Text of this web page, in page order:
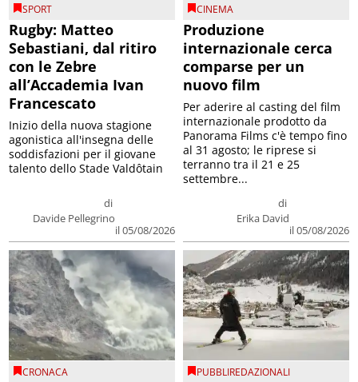
SPORT
Rugby: Matteo
Sebastiani, dal ritiro
con le Zebre
all’Accademia Ivan
Francescato
di
Davide Pellegrino
il 05/08/2026
Inizio della nuova stagione
agonistica all'insegna delle
soddisfazioni per il giovane
talento dello Stade Valdôtain
CINEMA
Produzione
internazionale cerca
comparse per un
nuovo film
di
Erika David
il 05/08/2026
Per aderire al casting del film
internazionale prodotto da
Panorama Films c'è tempo fino
al 31 agosto; le riprese si
terranno tra il 21 e 25
settembre...
CRONACA PUBBLIREDAZIONALI